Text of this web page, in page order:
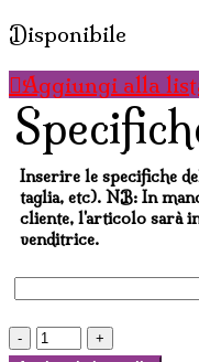
Disponibile
Aggiungi alla
Inserire le specifiche
taglia, etc). NB: In
cliente, l'articolo sarà
venditrice.
VISO